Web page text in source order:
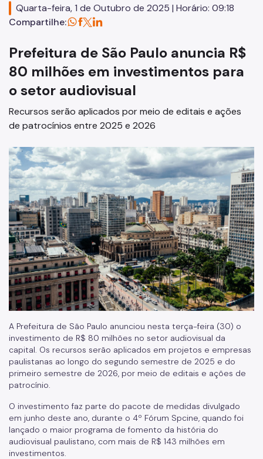
Plano Regional
SP Mais Fácil
Zeladoria Urbana
Cata-Bagulho
Termos de Cooperação
Casa de Cultura
Programa de Metas
Notícias
Quarta-feira, 1 de Outubro de 2025 | Horário: 09:18
Compartilhe:
Prefeitura de São Paulo anuncia R$
80 milhões em investimentos para
o setor audiovisual
Recursos serão aplicados por meio de editais e ações
de patrocínios entre 2025 e 2026
A Prefeitura de São Paulo anunciou nesta terça-feira (30) o
investimento de R$ 80 milhões no setor audiovisual da
capital. Os recursos serão aplicados em projetos e empresas
paulistanas ao longo do segundo semestre de 2025 e do
primeiro semestre de 2026, por meio de editais e ações de
patrocínio.
O investimento faz parte do pacote de medidas divulgado
em junho deste ano, durante o 4º Fórum Spcine, quando foi
lançado o maior programa de fomento da história do
audiovisual paulistano, com mais de R$ 143 milhões em
investimentos.